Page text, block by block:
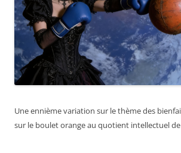
Une ennième variation sur le thème des
sur le boulet orange au quotient intellectuel